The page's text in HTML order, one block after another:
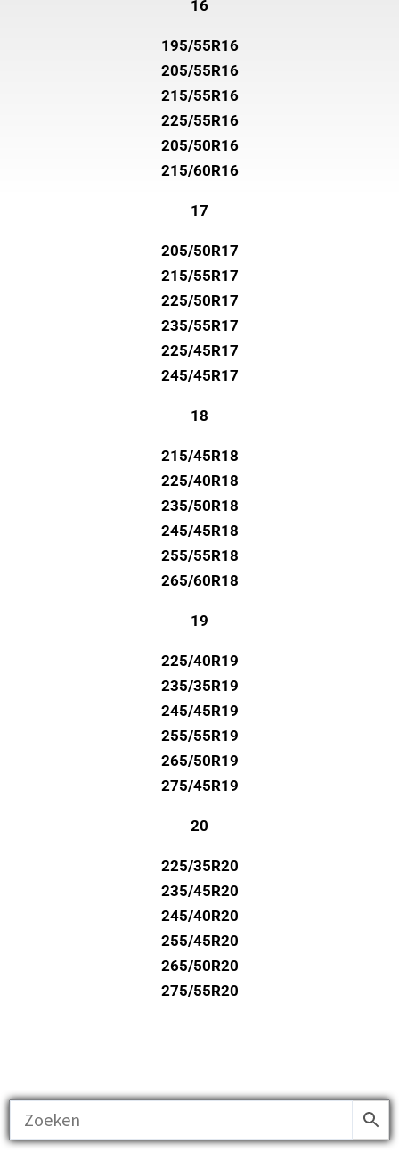
16
195/55R16
205/55R16
215/55R16
225/55R16
205/50R16
215/60R16
17
205/50R17
215/55R17
225/50R17
235/55R17
225/45R17
245/45R17
18
215/45R18
225/40R18
235/50R18
245/45R18
255/55R18
265/60R18
19
225/40R19
235/35R19
245/45R19
255/55R19
265/50R19
275/45R19
20
225/35R20
235/45R20
245/40R20
255/45R20
265/50R20
275/55R20